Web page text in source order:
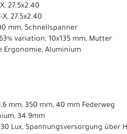
27.5x2.40
27.5x2.40
mm, Schnellspanner
variation, 10x135 mm, Mutter
Ergonomie, Aluminium
mm, 350 mm, 40 mm Federweg
34.9mm
Lux, Spannungsversorgung über